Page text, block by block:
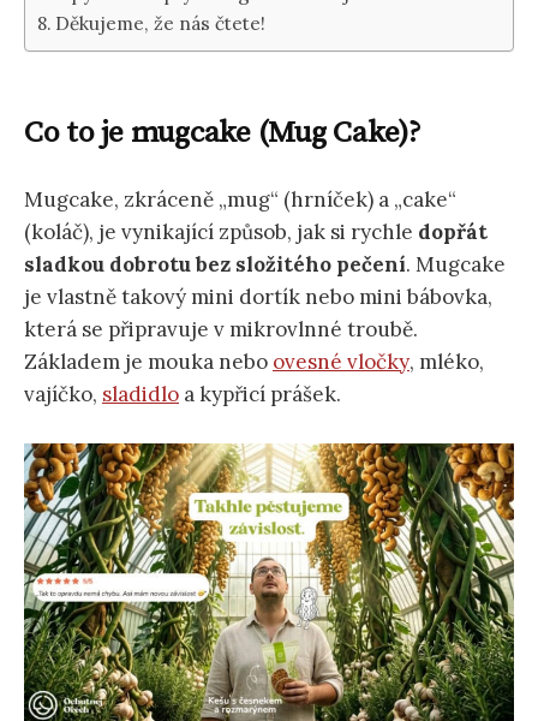
Děkujeme, že nás čtete!
Co to je mugcake (Mug Cake)?
Mugcake, zkráceně „mug“ (hrníček) a „cake“
(koláč), je vynikající způsob, jak si rychle dopřát
sladkou dobrotu bez složitého pečení. Mugcake
je vlastně takový mini dortík nebo mini bábovka,
která se připravuje v mikrovlnné troubě.
Základem je mouka nebo ovesné vločky, mléko,
vajíčko, sladidlo a kypřicí prášek.